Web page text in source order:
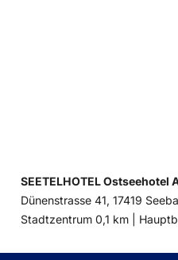
SEETELHOTEL Ostseehotel
Dünenstrasse 41, 17419
Entfernung
Stadtzentrum 0,1 km |